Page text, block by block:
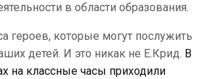
в области образования.
героев, которые могут послужить
детей. И это никак не Е.Крид. В
на классные часы приходили